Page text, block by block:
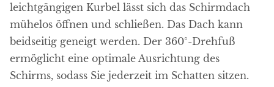
leichtgängigen Kurbel lässt sich das Schirmdach
mühelos öffnen und schließen. Das Dach kann
beidseitig geneigt werden. Der 360°-Drehfuß
ermöglicht eine optimale Ausrichtung des
Schirms, sodass Sie jederzeit im Schatten sitzen.